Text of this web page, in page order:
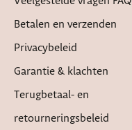
Betalen en verzenden
Privacybeleid
Garantie & klachten
Terugbetaal- en
retourneringsbeleid